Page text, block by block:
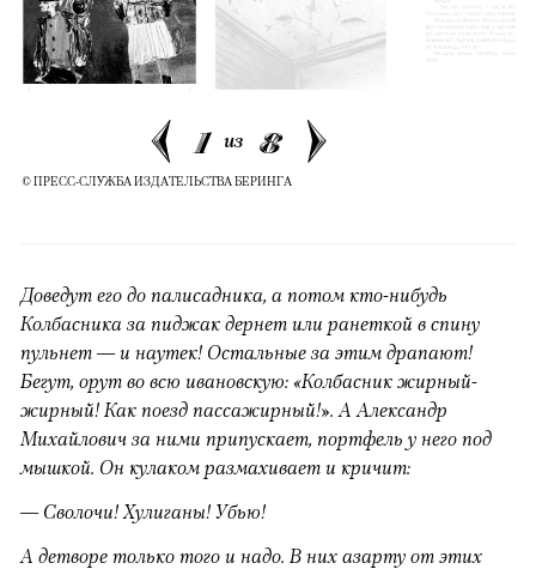
1 из 8
© ПРЕСС-СЛУЖБА ИЗДАТЕЛЬСТВА БЕРИНГА
Доведут его до палисадника, а потом кто-нибудь
Колбасника за пиджак дернет или ранеткой в спину
пульнет — и наутек! Остальные за этим драпают!
Бегут, орут во всю ивановскую: «Колбасник жирный-
жирный! Как поезд пассажирный!». А Александр
Михайлович за ними припускает, портфель у него под
мышкой. Он кулаком размахивает и кричит:
— Сволочи! Хулиганы! Убью!
А детворе только того и надо. В них азарту от этих